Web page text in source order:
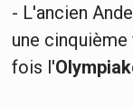
- L'ancien
une
fois l'